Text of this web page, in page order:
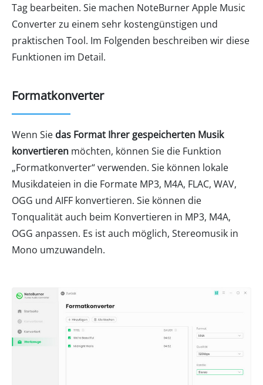
Tag bearbeiten. Sie machen NoteBurner Apple Music
Converter zu einem sehr kostengünstigen und
praktischen Tool. Im Folgenden beschreiben wir diese
Funktionen im Detail.
Formatkonverter
Wenn Sie das Format Ihrer gespeicherten Musik
konvertieren möchten, können Sie die Funktion
„Formatkonverter“ verwenden. Sie können lokale
Musikdateien in die Formate MP3, M4A, FLAC, WAV,
OGG und AIFF konvertieren. Sie können die
Tonqualität auch beim Konvertieren in MP3, M4A,
OGG anpassen. Es ist auch möglich, Stereomusik in
Mono umzuwandeln.